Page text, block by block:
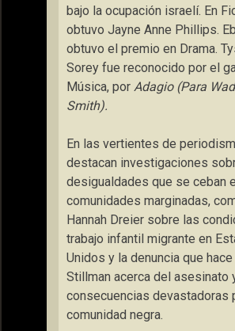
bajo la ocupación israelí. En
obtuvo Jayne Anne Phillips.
obtuvo el premio en Drama.
Sorey fue reconocido por el
Música, por Adagio (Para
Smith).
En las vertientes de
destacan investigaciones
desigualdades que se ceban
comunidades marginadas,
Hannah Dreier sobre las
trabajo infantil migrante en
Unidos y la denuncia que hace
Stillman acerca del asesinato
consecuencias devastadoras
comunidad negra.